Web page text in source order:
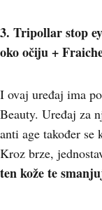
3. Tripollar stop
oko očiju +
I ovaj uređaj ima
Beauty. Uređaj za
anti age također
Kroz brze,
ten kože te